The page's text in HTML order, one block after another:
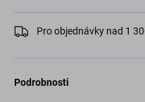
Pro objednávky nad 1
Podrobnosti